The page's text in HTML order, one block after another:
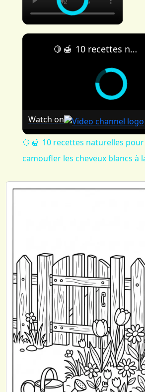
🍋 🍯 10 recettes naturelles pour se teindre ou camoufler les cheveux blancs à la maison 👱‍♀️
Watch on
🍋 🍯 10 recettes naturelles
camoufler les cheveux blancs à